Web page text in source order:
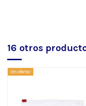
16 otros
¡En oferta!